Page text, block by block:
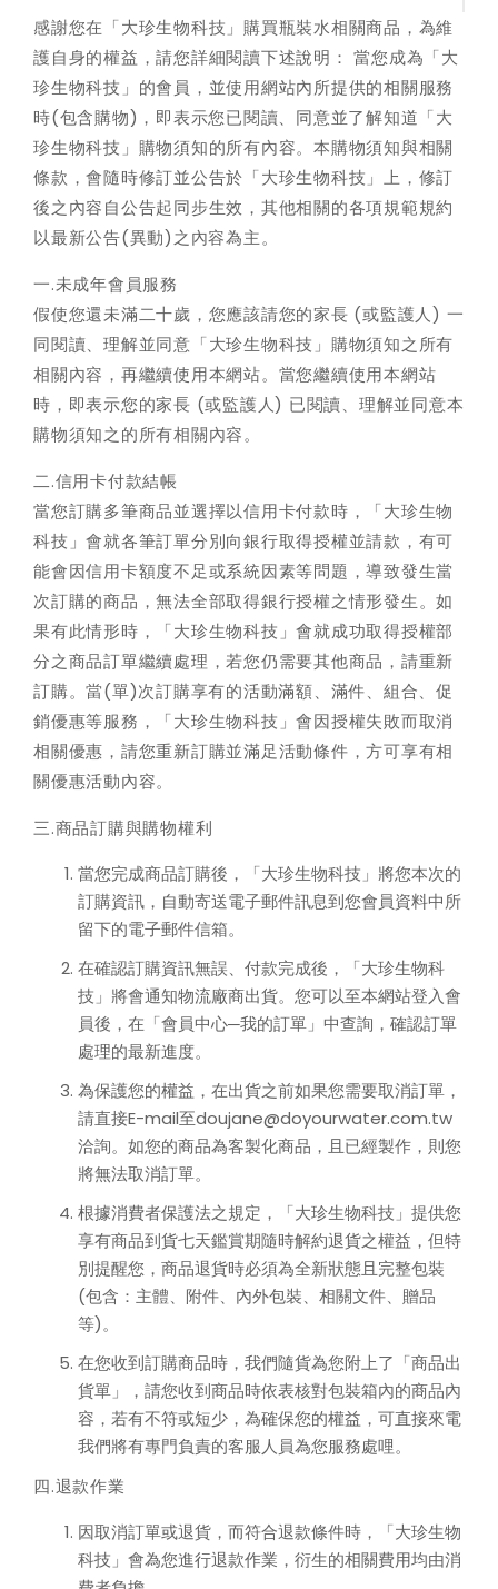
礦
泉
水
瓶
身
標
籤
LOGO
感謝您在「大珍生物科技」購買瓶裝水相關商品，為維
護自身的權益，請您詳細閱讀下述說明： 當您成為「大
珍生物科技」的會員，並使用網站內所提供的相關服務
時(包含購物)，即表示您已閱讀、同意並了解知道「大
珍生物科技」購物須知的所有內容。本購物須知與相關
條款，會隨時修訂並公告於「大珍生物科技」上，修訂
後之內容自公告起同步生效，其他相關的各項規範規約
以最新公告(異動)之內容為主。
一.未成年會員服務
假使您還未滿二十歲，您應該請您的家長 (或監護人) 一
同閱讀、理解並同意「大珍生物科技」購物須知之所有
相關內容，再繼續使用本網站。當您繼續使用本網站
時，即表示您的家長 (或監護人) 已閱讀、理解並同意本
購物須知之的所有相關內容。
二.信用卡付款結帳
當您訂購多筆商品並選擇以信用卡付款時，「大珍生物
科技」會就各筆訂單分別向銀行取得授權並請款，有可
能會因信用卡額度不足或系統因素等問題，導致發生當
次訂購的商品，無法全部取得銀行授權之情形發生。如
果有此情形時，「大珍生物科技」會就成功取得授權部
分之商品訂單繼續處理，若您仍需要其他商品，請重新
訂購。當(單)次訂購享有的活動滿額、滿件、組合、促
銷優惠等服務，「大珍生物科技」會因授權失敗而取消
相關優惠，請您重新訂購並滿足活動條件，方可享有相
關優惠活動內容。
三.商品訂購與購物權利
當您完成商品訂購後，「大珍生物科技」將您本次的
訂購資訊，自動寄送電子郵件訊息到您會員資料中所
留下的電子郵件信箱。
在確認訂購資訊無誤、付款完成後，「大珍生物科
技」將會通知物流廠商出貨。您可以至本網站登入會
員後，在「會員中心─我的訂單」中查詢，確認訂單
處理的最新進度。
為保護您的權益，在出貨之前如果您需要取消訂單，
請直接E-mail至doujane@doyourwater.com.tw
洽詢。如您的商品為客製化商品，且已經製作，則您
將無法取消訂單。
根據消費者保護法之規定，「大珍生物科技」提供您
享有商品到貨七天鑑賞期隨時解約退貨之權益，但特
別提醒您，商品退貨時必須為全新狀態且完整包裝
(包含：主體、附件、內外包裝、相關文件、贈品
等)。
在您收到訂購商品時，我們隨貨為您附上了「商品出
貨單」，請您收到商品時依表核對包裝箱內的商品內
容，若有不符或短少，為確保您的權益，可直接來電
我們將有專門負責的客服人員為您服務處哩。
四.退款作業
因取消訂單或退貨，而符合退款條件時，「大珍生物
科技」會為您進行退款作業，衍生的相關費用均由消